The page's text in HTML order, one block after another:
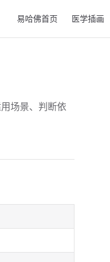
易哈佛首页 医学插画
场景、判断依